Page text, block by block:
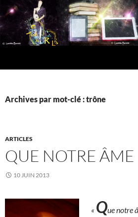
Aller
au
contenu
Archives par mot-clé : trône
ARTICLES
QUE NOTRE ÂME
10 JUIN 2013
« Que notre